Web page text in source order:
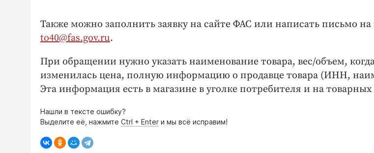
Также можно заполнить заявку на сайте ФАС или написать письмо
to40@fas.gov.ru.⠀
При обращении нужно указать наименование товара, вес/объем,
изменилась цена, полную информацию о продавце товара (ИНН,
Эта информация есть в магазине в уголке потребителя и на товарных
Нашли в тексте ошибку?
Выделите её, нажмите Ctrl + Enter и мы всё исправим!